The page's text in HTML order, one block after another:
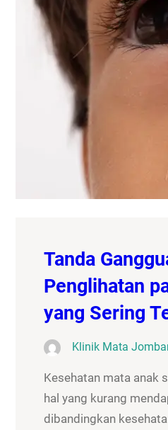
Tanda
Penglihatan
yang Sering
Klinik Mata
Kesehatan mata anak
hal yang kurang
dibandingkan